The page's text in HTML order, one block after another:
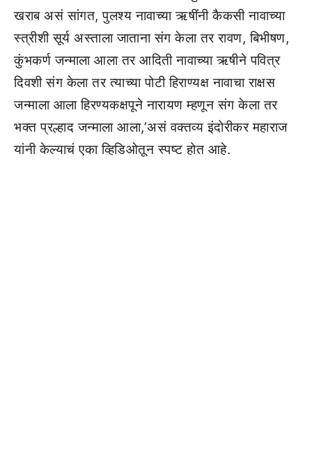
खराब असं सांगत, पुलश्य नावाच्या ऋषींनी कैकसी नावाच्या
स्त्रीशी सूर्य अस्ताला जाताना संग केला तर रावण, बिभीषण,
कुंभकर्ण जन्माला आला तर आदिती नावाच्या ऋषीने पवित्र
दिवशी संग केला तर त्याच्या पोटी हिराण्यक्ष नावाचा राक्षस
जन्माला आला हिरण्यकक्षपूने नारायण म्हणून संग केला तर
भक्त प्रल्हाद जन्माला आला,’असं वक्तव्य इंदोरीकर महाराज
यांनी केल्याचं एका व्हिडिओतून स्पष्ट होत आहे.